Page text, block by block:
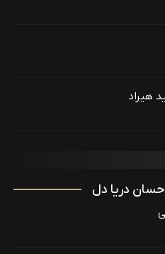
هیراد
دریا دل